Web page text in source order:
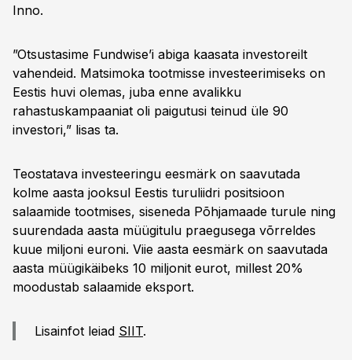
Inno.
”Otsustasime Fundwise’i abiga kaasata investoreilt
vahendeid. Matsimoka tootmisse investeerimiseks on
Eestis huvi olemas, juba enne avalikku
rahastuskampaaniat oli paigutusi teinud üle 90
investori,” lisas ta.
Teostatava investeeringu eesmärk on saavutada
kolme aasta jooksul Eestis turuliidri positsioon
salaamide tootmises, siseneda Põhjamaade turule ning
suurendada aasta müügitulu praegusega võrreldes
kuue miljoni euroni. Viie aasta eesmärk on saavutada
aasta müügikäibeks 10 miljonit eurot, millest 20%
moodustab salaamide eksport.
Lisainfot leiad SIIT.